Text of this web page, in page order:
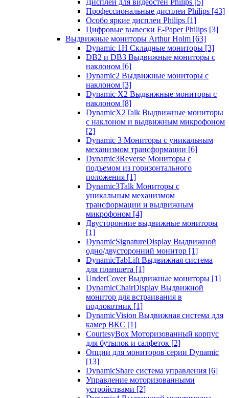
Дисплеи для видеостен Philips [5]
Профессиональные дисплеи Philips [43]
Особо яркие дисплеи Philips [1]
Цифровые вывески E-Paper Philips [3]
Выдвижные мониторы Arthur Holm [63]
Dynamic 1Н Складные мониторы [3]
DB2 и DB3 Выдвижные мониторы с
наклоном [6]
Dynamic2 Выдвижные мониторы с
наклоном [3]
Dynamic X2 Выдвижные мониторы с
наклоном [8]
DynamicX2Talk Выдвижные мониторы
с наклоном и выдвижным микрофоном
[2]
Dynamic 3 Мониторы с уникальным
механизмом трансформации [6]
Dynamic3Reverse Мониторы с
подъемом из горизонтального
положения [1]
Dynamic3Talk Мониторы с
уникальным механизмом
трансформации и выдвижным
микрофоном [4]
Двусторонние выдвижные мониторы
[1]
DynamicSignatureDisplay Выдвижной
одно/двусторонний монитор [1]
DynamicTabLift Выдвижная система
для планшета [1]
UnderCover Выдвижные мониторы [1]
DynamicChairDisplay Выдвижной
монитор для встраивания в
подлокотник [1]
DynamicVision Выдвижная система для
камер ВКС [1]
CourtesyBox Моторизованный корпус
для бутылок и салфеток [2]
Опции для мониторов серии Dynamic
[13]
DynamicShare система управления [6]
Управление моторизованными
устройствами [2]